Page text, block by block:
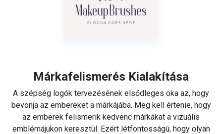
Márkafelismerés Kialakítása
A szépség logók tervezésének elsődleges oka az, hogy
bevonja az embereket a márkájába. Meg kell értenie, hogy
az emberek felismerik kedvenc márkákat a vizuális
emblémájukon keresztül. Ezért létfontosságú, hogy olyan